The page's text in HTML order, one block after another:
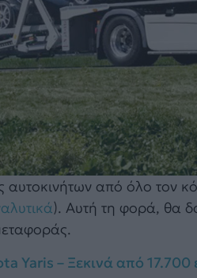
αυτοκινήτων από όλο τον
). Αυτή τη φορά, θα
Yaris – Ξεκινά από